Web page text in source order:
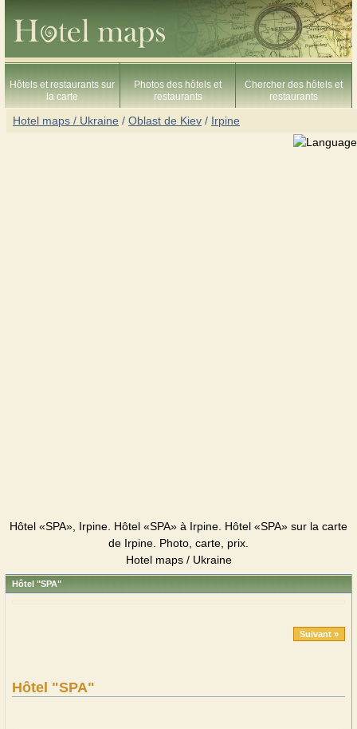
Hôtels et restaurants sur
la carte
Photos des hôtels et
restaurants
Chercher des hôtels et
restaurants
Hotel maps / Ukraine / Oblast de Kiev / Irpine
Hôtel «SPA», Irpine. Hôtel «SPA» à Irpine. Hôtel «SPA» sur la carte
de Irpine. Photo, carte, prix.
Hotel maps / Ukraine
Hôtel "SPA"
Suivant »
Hôtel "SPA"